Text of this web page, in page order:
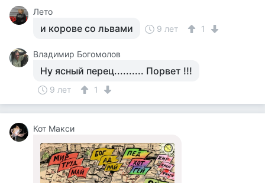
Лето
и корове со львами 9 лет 1
Владимир Богомолов
Ну ясный перец.......... Порвет !!!
9 лет 1
Кот Макси